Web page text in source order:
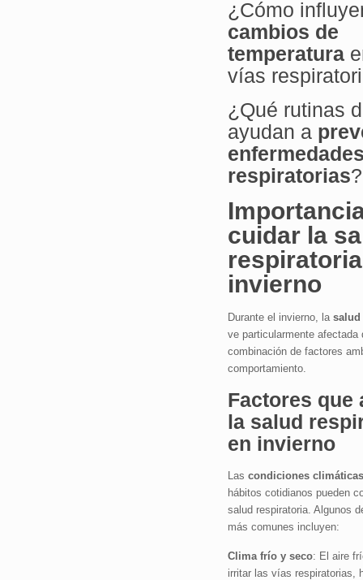
¿Cómo
cambios de
temperatura
vías
¿Qué rutinas
ayudan a
respiratorias?
cuidar la
invierno
Durante el invierno, lasalud
ve particularmente afectada
combinación de factores
comportamiento.
Factores que
la salud
en invierno
Las condiciones climáticas
hábitos cotidianos pueden
salud respiratoria. Algunos
más comunes incluyen:
Clima frío y seco: El aire
irritar las vías respiratorias,